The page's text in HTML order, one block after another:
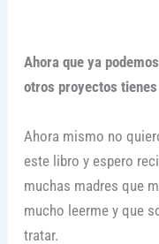
Ahora que ya
otros proyectos
Ahora mismo no
este libro y espero
muchas madres que
mucho leerme y que
tratar.